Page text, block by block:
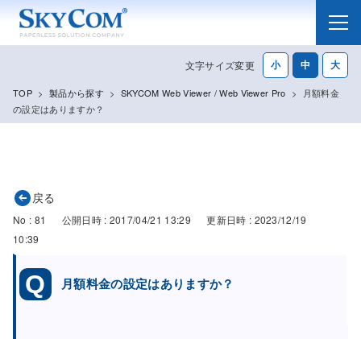
文字サイズ変更
TOP > 製品から探す > SKYCOM Web Viewer / Web Viewer Pro >
月額料金
の設定はありますか？
戻る
No : 81 公開日時 : 2017/04/21 13:29
更新日時 : 2023/12/19
10:39
月額料金の設定はありますか？